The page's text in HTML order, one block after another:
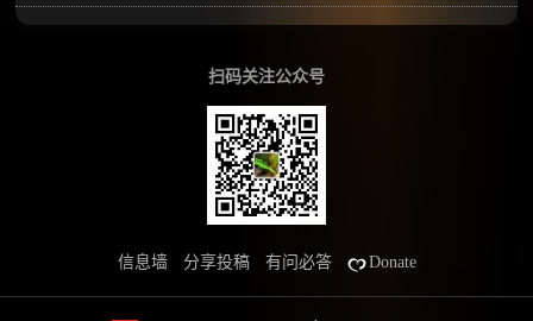
扫码关注公众号
信息墙 分享投稿 有问必答 Donate